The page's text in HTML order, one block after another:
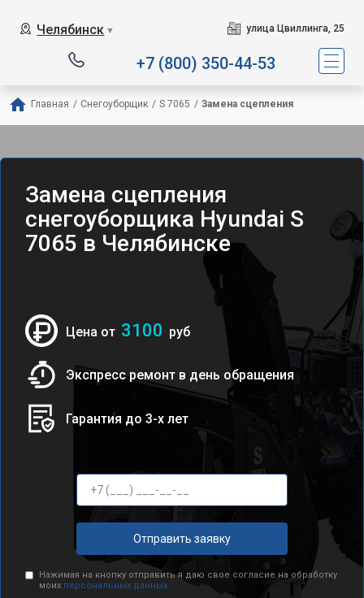
Челябинск ▼ улица Цвиллинга, 25
+7 (800) 350-44-53
Главная / Снегоуборщик / S 7065 / Замена сцепления
Замена сцепления
снегоуборщика Hyundai S
7065 в Челябинске
Цена от 3100 руб
Экспресс ремонт в день обращения
Гарантия до 3-х лет
Отправить заявку
Нажимая на кнопку отправить я даю свое согласие на обработку
моих персональных данных.